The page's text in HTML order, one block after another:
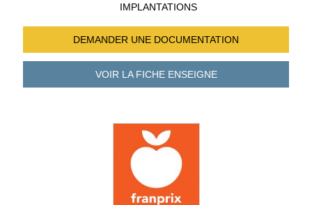
IMPLANTATIONS
DEMANDER UNE DOCUMENTATION
VOIR LA FICHEENSEIGNE